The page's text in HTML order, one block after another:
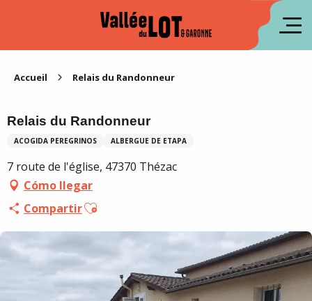
Accueil Relais du Randonneur
Relais du Randonneur
ACOGIDA PEREGRINOS ALBERGUE DE ETAPA
7 route de l'église, 47370 Thézac
Cómo llegar
CompartirAjouter aux favoris